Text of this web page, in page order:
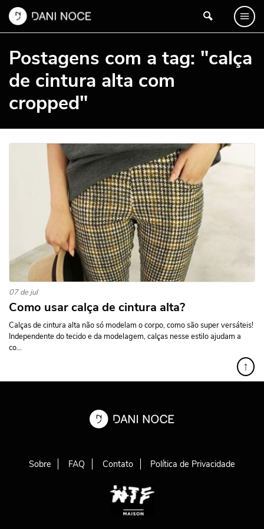
Postagens com a tag: "calça
de cintura alta com
cropped"
07 de jul
Como usar calça de cintura alta?
Calças de cintura alta não só modelam o corpo, como são super versáteis!
Independente do tecido e da modelagem, calças nesse estilo ajudam a
co...
↑
Sobre FAQ Contato Política de Privacidade